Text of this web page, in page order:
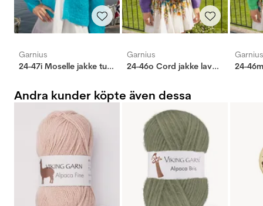
Garnius
24-47i Moselle jakke turkis
Garnius
24-46o Cord jakke lavendel
Garnius
Andra kunder köpte även dessa